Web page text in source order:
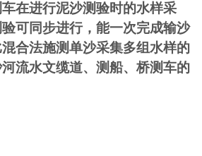
在进行泥沙测验时的水样采
可同步进行，能一次完成输沙
合法施测单沙采集多组水样的
流水文缆道、测船、桥测车的